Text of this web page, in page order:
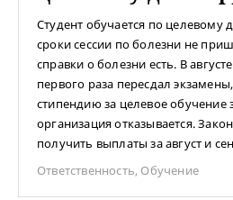
Студент обучается по целевому
сроки сессии по болезни не
справки о болезни есть. В
первого раза пересдал
стипендию за целевое обучение
организация отказывается.
получить выплаты за август и
Ответственность, Обучение